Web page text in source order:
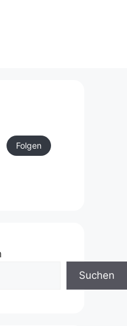
Folgen
Suchen